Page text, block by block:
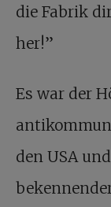
die Fabrik
her!”
Es war der
den USA